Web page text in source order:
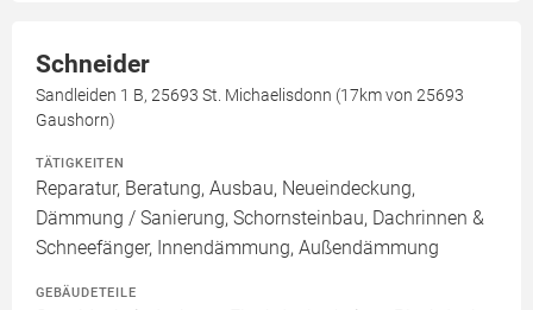
Schneider
Sandleiden 1 B, 25693 St. Michaelisdonn (17km von 25693
Gaushorn)
TÄTIGKEITEN
Reparatur, Beratung, Ausbau, Neueindeckung,
Dämmung / Sanierung, Schornsteinbau, Dachrinnen &
Schneefänger, Innendämmung, Außendämmung
GEBÄUDETEILE